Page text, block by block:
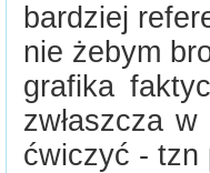
bardziej
nie żebym
grafika
zwłaszcza
ćwiczyć - tzn